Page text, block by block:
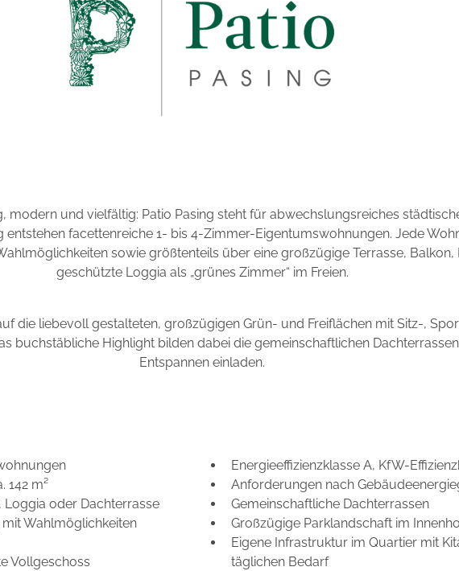
modern und vielfältig: Patio Pasing steht für abwechslungsreiches
entstehen facettenreiche 1- bis 4-Zimmer-Eigentumswohnungen. Jede
sowie größtenteils über eine großzügige Terrasse,
geschützte Loggia als „grünes Zimmer“ im Freien.
die liebevoll gestalteten, großzügigen Grün- und Freiflächen mit Sitz-,
buchstäbliche Highlight bilden dabei die gemeinschaftlichen
Entspannen einladen.
142 m²
Loggia oder Dachterrasse
Wahlmöglichkeiten
Vollgeschoss
Energieeffizienzklasse A, KfW-
Anforderungen nach
Gemeinschaftliche Dachterrassen
Großzügige Parklandschaft im
Eigene Infrastruktur im Quartier mit
täglichen Bedarf